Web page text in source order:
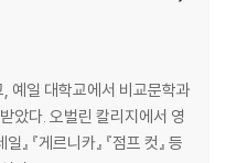
예일 대학교에서 비교문학과
았다. 오벌린 칼리지에서 영
『게르니카』 『점프 컷』 등